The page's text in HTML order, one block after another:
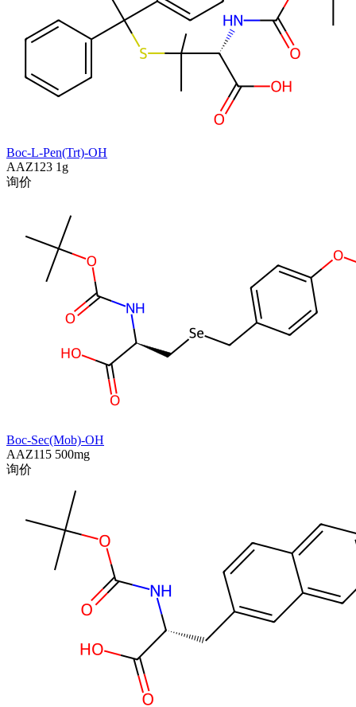
Boc-L-Pen(Trt)-OH
AAZ123 1g
询价
Boc-Sec(Mob)-OH
AAZ115 500mg
询价